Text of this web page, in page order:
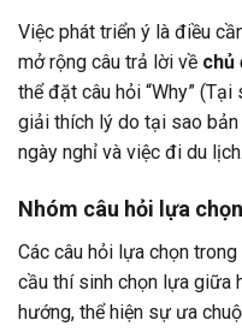
Việc phát triển ý là điều
mở rộng câu trả lời về chủ
thể đặt câu hỏi “Why”
giải thích lý do tại sao bản
ngày nghỉ và việc đi du lịch.
Nhóm câu hỏi lựa chọn
Các câu hỏi lựa chọn trong
cầu thí sinh chọn lựa giữa
hướng, thể hiện sự ưa